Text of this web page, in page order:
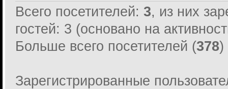
Всего посетителей: 3, из них
гостей: 3 (основано на
Больше всего посетителей (378)
Зарегистрированные